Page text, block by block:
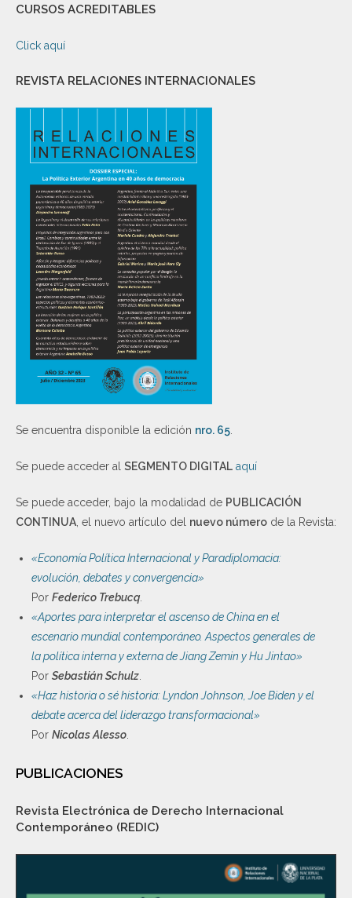
CURSOS ACREDITABLES
Click aquí
REVISTA RELACIONES INTERNACIONALES
Se encuentra disponible la edición nro. 65
Se puede acceder al SEGMENTO DIGITAL aquí
Se puede acceder, bajo la modalidad de PUBLICACIÓN
CONTINUA , el nuevo artículo del nuevo número de la Revista:
«Economía Política Internacional y Paradiplomacia:
evolución, debates y convergencia»
Por Federico Trebucq
«Aportes para interpretar el ascenso de China en el
escenario mundial contemporáneo. Aspectos generales de
la política interna y externa de Jiang Zemin y Hu Jintao»
Por Sebastián Schulz
«Haz historia o sé historia: Lyndon Johnson, Joe Biden y el
debate acerca del liderazgo transformacional»
Por Nicolas Alesso
PUBLICACIONES
Revista Electrónica de Derecho Internacional
Contemporáneo (REDIC)